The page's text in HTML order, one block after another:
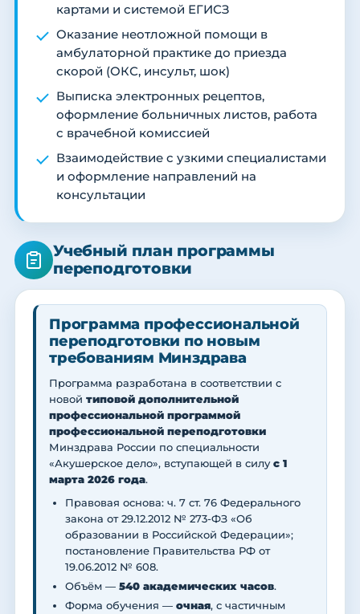
картами и системой ЕГИСЗ
Оказание неотложной помощи в
амбулаторной практике до приезда
скорой (ОКС, инсульт, шок)
Выписка электронных рецептов,
оформление больничных листов, работа
с врачебной комиссией
Взаимодействие с узкими специалистами
и оформление направлений на
консультации
Учебный план программы
переподготовки
Программа профессиональной
переподготовки по новым
требованиям Минздрава
Программа разработана в соответствии с
новой типовой дополнительной
профессиональной программой
профессиональной переподготовки
Минздрава России по специальности
«Акушерское дело», вступающей в силус 1
марта 2026 года.
Правовая основа: ч. 7 ст. 76 Федерального
закона от 29.12.2012 № 273-ФЗ «Об
образовании в Российской Федерации»;
постановление Правительства РФ от
19.06.2012 № 608.
Объём — 540 академических часов.
Форма обучения — очная, с частичным